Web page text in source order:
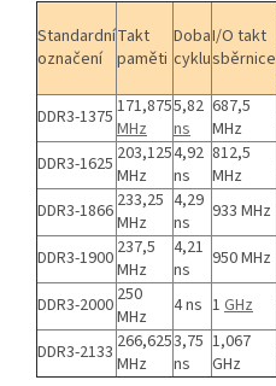
Standardní
označení
Takt
paměti
Doba
cyklu
I/O takt
sběrnice
DDR3-1375 171,875
MHz
5,82
ns
687,5
MHz
DDR3-1625 203,125
MHz
4,92
ns
812,5
MHz
DDR3-1866 233,25
MHz
4,29
ns
933 MHz
DDR3-1900 237,5
MHz
4,21
ns
950 MHz
DDR3-2000 250
MHz
4 ns 1 GHz
DDR3-2133 266,625
MHz
3,75
ns
1,067
GHz